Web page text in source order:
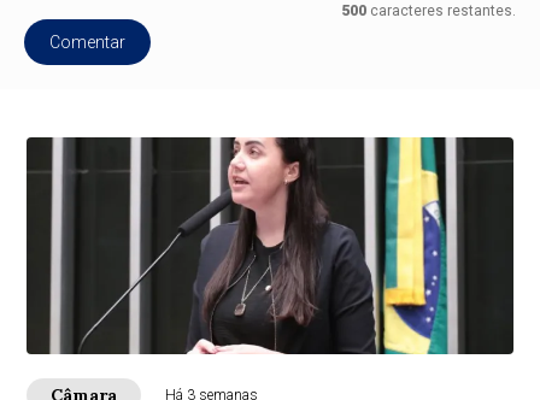
500caracteres restantes.
Comentar
Câmara Há 3 semanas